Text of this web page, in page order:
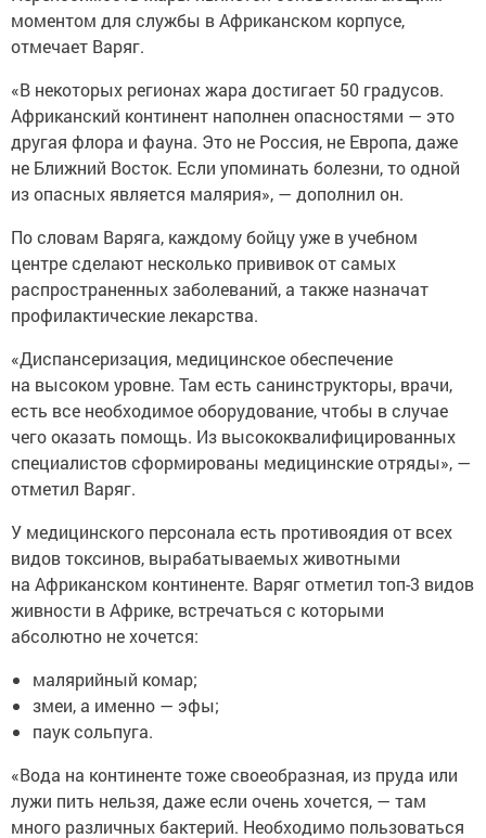
моментом для службы в Африканском корпусе,
отмечает Варяг.
«В некоторых регионах жара достигает 50 градусов.
Африканский континент наполнен опасностями — это
другая флора и фауна. Это не Россия, не Европа, даже
не Ближний Восток. Если упоминать болезни, то одной
из опасных является малярия», — дополнил он.
По словам Варяга, каждому бойцу уже в учебном
центре сделают несколько прививок от самых
распространенных заболеваний, а также назначат
профилактические лекарства.
«Диспансеризация, медицинское обеспечение
на высоком уровне. Там есть санинструкторы, врачи,
есть все необходимое оборудование, чтобы в случае
чего оказать помощь. Из высококвалифицированных
специалистов сформированы медицинские отряды», —
отметил Варяг.
У медицинского персонала есть противоядия от всех
видов токсинов, вырабатываемых животными
на Африканском континенте. Варяг отметил топ-3 видов
живности в Африке, встречаться с которыми
абсолютно не хочется:
малярийный комар;
змеи, а именно — эфы;
паук сольпуга.
«Вода на континенте тоже своеобразная, из пруда или
лужи пить нельзя, даже если очень хочется, — там
много различных бактерий. Необходимо пользоваться